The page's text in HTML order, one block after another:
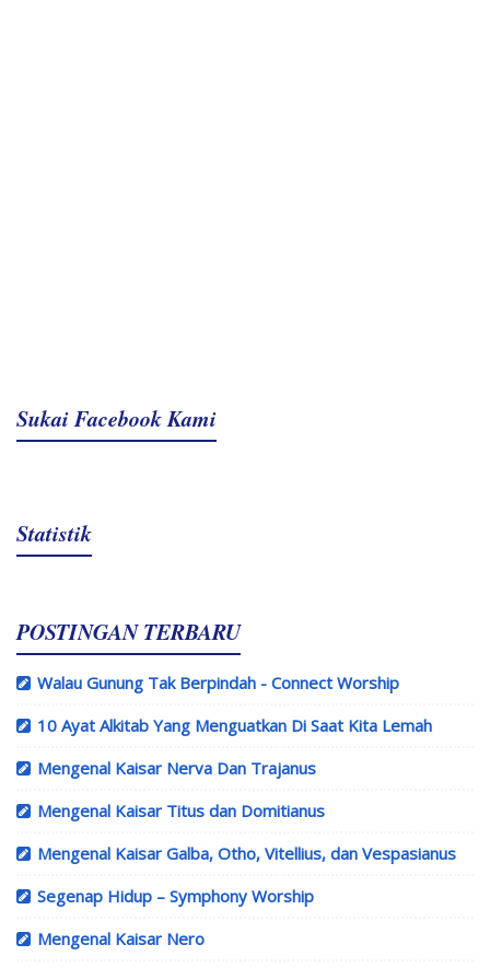
Sukai Facebook Kami
Statistik
POSTINGAN TERBARU
Walau Gunung Tak Berpindah - Connect Worship
10 Ayat Alkitab Yang Menguatkan Di Saat Kita Lemah
Mengenal Kaisar Nerva Dan Trajanus
Mengenal Kaisar Titus dan Domitianus
Mengenal Kaisar Galba, Otho, Vitellius, dan Vespasianus
Segenap Hidup – Symphony Worship
Mengenal Kaisar Nero